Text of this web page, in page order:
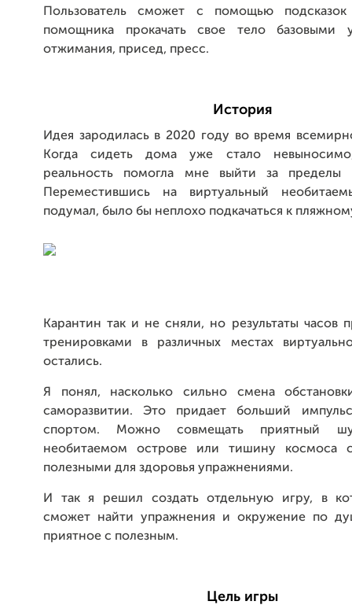
Пользователь сможет с помощью подсказок
помощника прокачать свое тело базовыми
отжимания, присед, пресс.
История
Идея зародилась в 2020 году во время
Когда сидеть дома уже стало невыносимо,
реальность помогла мне выйти за пределы
Переместившись на виртуальный
подумал, было бы неплохо подкачаться к
Карантин так и не сняли, но результаты часов
тренировками в различных местах
остались.
Я понял, насколько сильно смена
саморазвитии. Это придает больший
спортом. Можно совмещать приятный
необитаемом острове или тишину космоса
полезными для здоровья упражнениями.
И так я решил создать отдельную игру, в
сможет найти упражнения и окружение по
приятное с полезным.
Цель игры